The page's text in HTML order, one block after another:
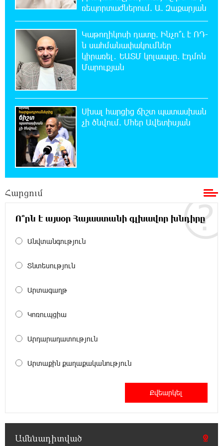
Օգոստոսի 10-ից 13-ը գազանջատումներ են
սպասվում
0:42:48 9-08-2026
Գերմանիայում ցույց է անցկացվել Մերցի
0:25:00 9-08-2026
Մոդին համաշխարհային ռեկորդ է
սահմանել. 303 միլիոն դիտում՝ 24 ժամում
23:58:58 8-08-2026
նույնիսկ Google Maps-ը
Ռուսաստանի տարածքում ոչնչացվել է
Օգոստոսի 10-ին, 11-ին, 12-ին, 13-ին, 14-ին,
Ողբերգական դեպք՝ Երևանում․ Կիևյան
մարմին
Ադրբեջանի Սարով գյուղում տանը 18-ամյա
աղջկա դի է հայտնաբերվել
22:25:11 8-08-2026
ռեպորտաժներում. Ա. Զաքարյան
Կաթողիկոսի դատը. Ինչո՞ւ է ՌԴ-
ն սահմանափակումներ
կիրառել․ ԵԱՏՄ կոլապսը. Էդմոն
Մարուքյան
Սխալ հարցից ճիշտ պատասխան
չի ծնվում. Մհեր Ավետիսյան
Հարցում
Ո՞րն է այսօր Հայաստանի գլխավոր խնդիրը
Անվտանգություն
Տնտեսություն
Արտագաղթ
Կոռուպցիա
Արդարադատություն
Արտաքին քաղաքականություն
Ամենադիտված